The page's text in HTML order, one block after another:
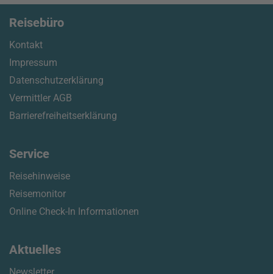
Reisebüro
Kontakt
Impressum
Datenschutzerklärung
Vermittler AGB
Barrierefreiheitserklärung
Service
Reisehinweise
Reisemonitor
Online Check-In Informationen
Aktuelles